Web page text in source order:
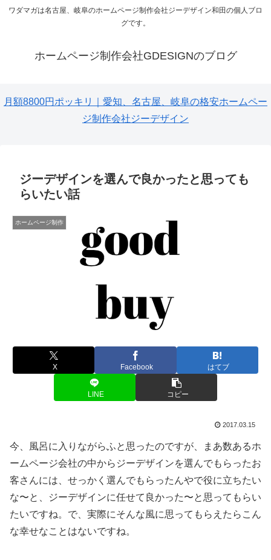
ワダマガは名古屋、岐阜のホームページ制作会社ジーデザイン和田の個人ブロ
グです。
ホームページ制作会社GDESIGNのブログ
月額8800円ポッキリ｜愛知、名古屋、岐阜の格安ホームペー
ジ制作会社ジーデザイン
ジーデザインを選んで良かったと思っても
らいたい話
ホームページ制作
X Facebook はてブ
LINE コピー
2017.03.15
今、風呂に入りながらふと思ったのですが、まあ数あるホ
ームページ会社の中からジーデザインを選んでもらったお
客さんには、せっかく選んでもらったんやで役に立ちたい
な〜と、ジーデザインに任せて良かった〜と思ってもらい
たいですね。で、実際にそんな風に思ってもらえたらこん
な幸せなことはないですね。